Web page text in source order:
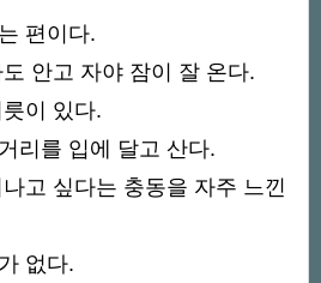
편이다.
안고 자야 잠이 잘 온다.
이 있다.
리를 입에 달고 산다.
고 싶다는 충동을 자주 느낀
없다.